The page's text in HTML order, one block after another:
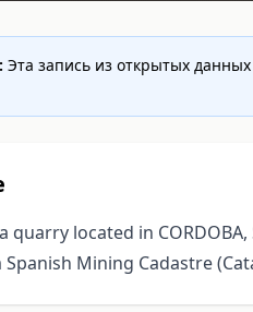
Эта запись из открытых
quarry located in
Mining Cadastre